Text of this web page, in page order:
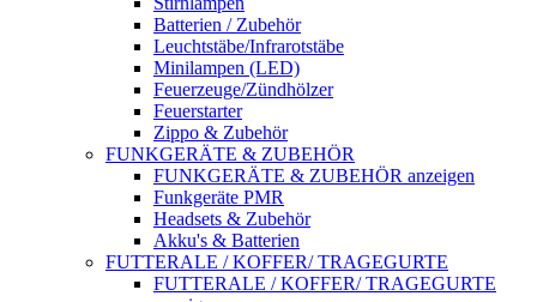
Batterien / Zubehör
Leuchtstäbe/Infrarotstäbe
Minilampen (LED)
Feuerzeuge/Zündhölzer
Feuerstarter
Zippo & Zubehör
FUNKGERÄTE & ZUBEHÖR
FUNKGERÄTE & ZUBEHÖR anzeigen
Funkgeräte PMR
Headsets & Zubehör
Akku's & Batterien
FUTTERALE / KOFFER/ TRAGEGURTE
FUTTERALE / KOFFER/ TRAGEGURTE